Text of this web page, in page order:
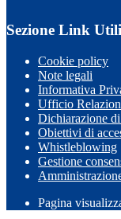
Sezione Link Utili
Cookie policy
Note legali
Informativa
Ufficio
Dichiarazione
Obiettivi di
Whistleblowing
Gestione
Pagina